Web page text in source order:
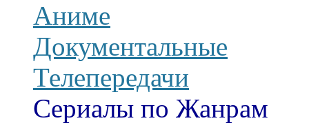
Аниме
Документальные
Телепередачи
Сериалы по Жанрам